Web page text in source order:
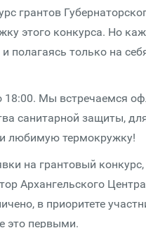
грантов
этого конкурса. Но
полагаясь только на
18:00. Мы встречаемся
санитарной защиты,
любимую термокружку!
на грантовый
Архангельского
в приоритете
это первыми.